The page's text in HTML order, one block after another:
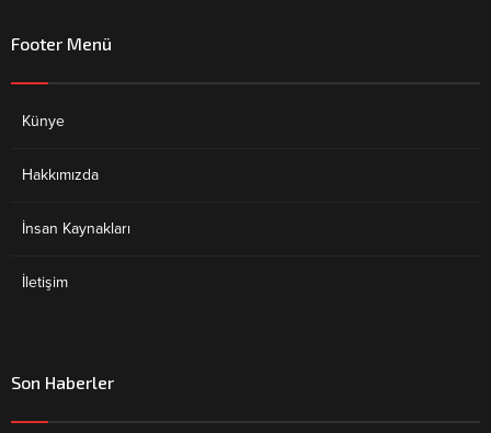
Footer Menü
Künye
Hakkımızda
İnsan Kaynakları
İletişim
Son Haberler